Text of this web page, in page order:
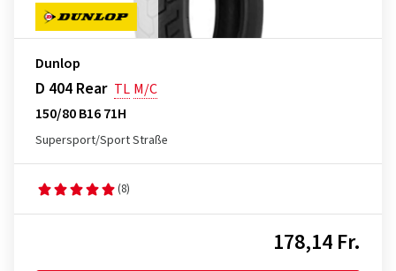
Dunlop
D 404 Rear TL M/C
150/80 B16 71H
Supersport/Sport Straße
(8)
178,14 Fr.